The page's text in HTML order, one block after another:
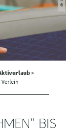
>
Verleih
BIS